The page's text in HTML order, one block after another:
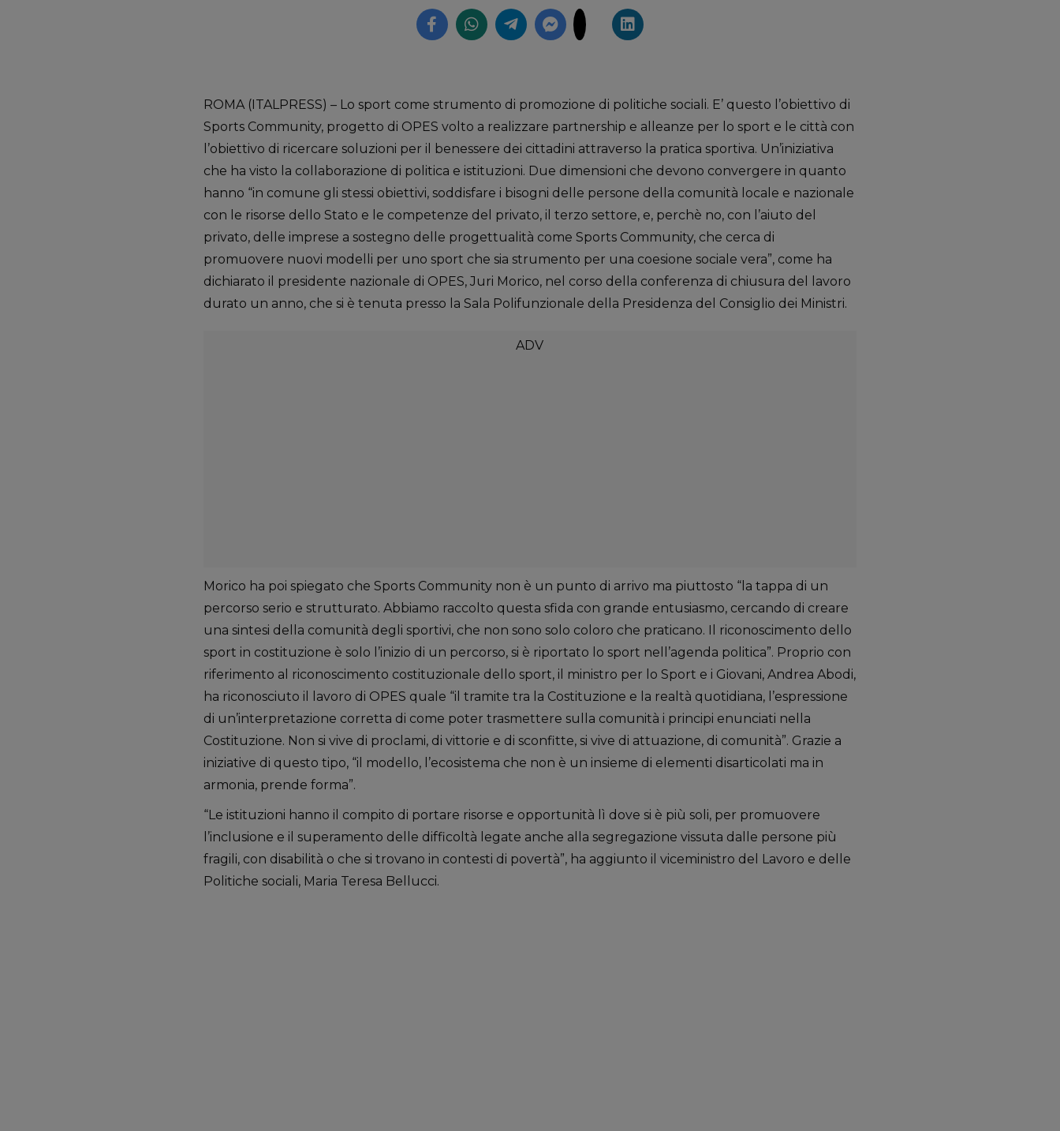
ROMA (ITALPRESS) – Lo sport come strumento di promozione di politiche sociali. E’ questo l’obiettivo di
Sports Community, progetto di OPES volto a realizzare partnership e alleanze per lo sport e le città con
l’obiettivo di ricercare soluzioni per il benessere dei cittadini attraverso la pratica sportiva. Un’iniziativa
che ha visto la collaborazione di politica e istituzioni. Due dimensioni che devono convergere in quanto
hanno “in comune gli stessi obiettivi, soddisfare i bisogni delle persone della comunità locale e nazionale
con le risorse dello Stato e le competenze del privato, il terzo settore, e, perchè no, con l’aiuto del
privato, delle imprese a sostegno delle progettualità come Sports Community, che cerca di
promuovere nuovi modelli per uno sport che sia strumento per una coesione sociale vera”, come ha
dichiarato il presidente nazionale di OPES, Juri Morico, nel corso della conferenza di chiusura del lavoro
durato un anno, che si è tenuta presso la Sala Polifunzionale della Presidenza del Consiglio dei Ministri.
Morico ha poi spiegato che Sports Community non è un punto di arrivo ma piuttosto “la tappa di un
percorso serio e strutturato. Abbiamo raccolto questa sfida con grande entusiasmo, cercando di creare
una sintesi della comunità degli sportivi, che non sono solo coloro che praticano. Il riconoscimento dello
sport in costituzione è solo l’inizio di un percorso, si è riportato lo sport nell’agenda politica”. Proprio con
riferimento al riconoscimento costituzionale dello sport, il ministro per lo Sport e i Giovani, Andrea Abodi,
ha riconosciuto il lavoro di OPES quale “il tramite tra la Costituzione e la realtà quotidiana, l’espressione
di un’interpretazione corretta di come poter trasmettere sulla comunità i principi enunciati nella
Costituzione. Non si vive di proclami, di vittorie e di sconfitte, si vive di attuazione, di comunità”. Grazie a
iniziative di questo tipo, “il modello, l’ecosistema che non è un insieme di elementi disarticolati ma in
armonia, prende forma”.
“Le istituzioni hanno il compito di portare risorse e opportunità lì dove si è più soli, per promuovere
l’inclusione e il superamento delle difficoltà legate anche alla segregazione vissuta dalle persone più
fragili, con disabilità o che si trovano in contesti di povertà”, ha aggiunto il viceministro del Lavoro e delle
Politiche sociali, Maria Teresa Bellucci.